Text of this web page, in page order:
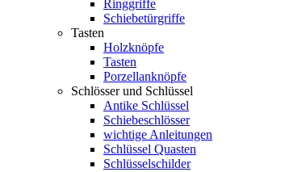
Ringgriffe
Schiebetürgriffe
Tasten
Holzknöpfe
Tasten
Porzellanknöpfe
Schlösser und Schlüssel
Antike Schlüssel
Schiebeschlösser
wichtige Anleitungen
Schlüssel Quasten
Schlüsselschilder